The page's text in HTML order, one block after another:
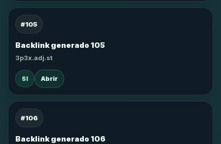
#105
Backlink generado 105
3p3x.adj.st
SI Abrir
#106
Backlink generado 106